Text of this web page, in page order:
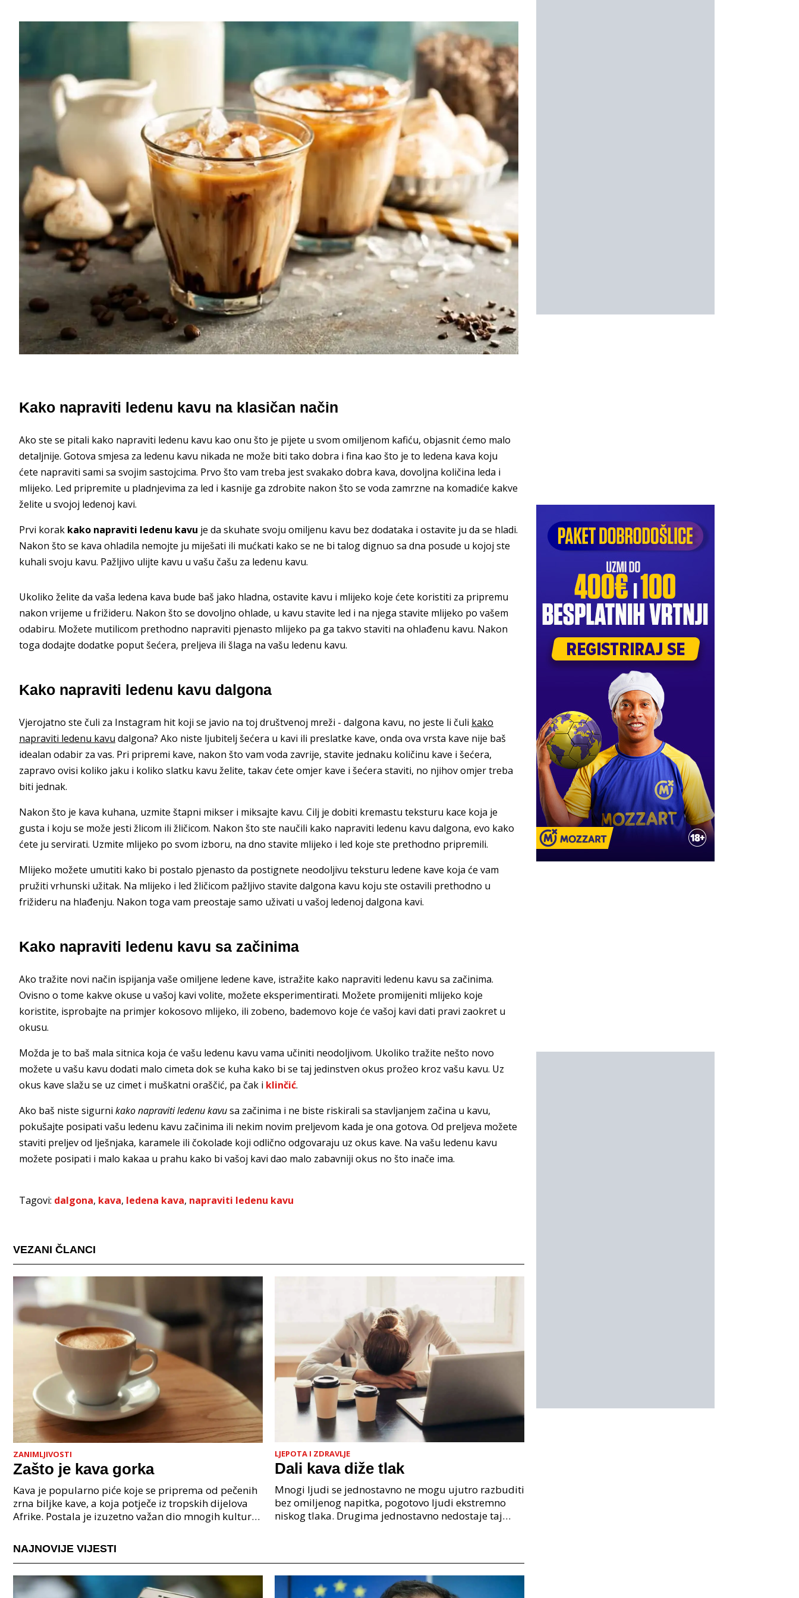
Kako napraviti ledenu kavu na klasičan način
Ako ste se pitali kako napraviti ledenu kavu kao onu što je pijete u svom omiljenom kafiću, objasnit ćemo malo
detaljnije. Gotova smjesa za ledenu kavu nikada ne može biti tako dobra i fina kao što je to ledena kava koju
ćete napraviti sami sa svojim sastojcima. Prvo što vam treba jest svakako dobra kava, dovoljna količina leda i
mlijeko. Led pripremite u pladnjevima za led i kasnije ga zdrobite nakon što se voda zamrzne na komadiće kakve
želite u svojoj ledenoj kavi.
Prvi korak kako napraviti ledenu kavu je da skuhate svoju omiljenu kavu bez dodataka i ostavite ju da se hladi.
Nakon što se kava ohladila nemojte ju miješati ili mućkati kako se ne bi talog dignuo sa dna posude u kojoj ste
kuhali svoju kavu. Pažljivo ulijte kavu u vašu čašu za ledenu kavu.
Ukoliko želite da vaša ledena kava bude baš jako hladna, ostavite kavu i mlijeko koje ćete koristiti za pripremu
nakon vrijeme u frižideru. Nakon što se dovoljno ohlade, u kavu stavite led i na njega stavite mlijeko po vašem
odabiru. Možete mutilicom prethodno napraviti pjenasto mlijeko pa ga takvo staviti na ohlađenu kavu. Nakon
toga dodajte dodatke poput šećera, preljeva ili šlaga na vašu ledenu kavu.
Kako napraviti ledenu kavu dalgona
Vjerojatno ste čuli za Instagram hit koji se javio na toj društvenoj mreži - dalgona kavu, no jeste li čuli kako
napraviti ledenu kavu dalgona? Ako niste ljubitelj šećera u kavi ili preslatke kave, onda ova vrsta kave nije baš
idealan odabir za vas. Pri pripremi kave, nakon što vam voda zavrije, stavite jednaku količinu kave i šećera,
zapravo ovisi koliko jaku i koliko slatku kavu želite, takav ćete omjer kave i šećera staviti, no njihov omjer treba
biti jednak.
Nakon što je kava kuhana, uzmite štapni mikser i miksajte kavu. Cilj je dobiti kremastu teksturu kace koja je
gusta i koju se može jesti žlicom ili žličicom. Nakon što ste naučili kako napraviti ledenu kavu dalgona, evo kako
ćete ju servirati. Uzmite mlijeko po svom izboru, na dno stavite mlijeko i led koje ste prethodno pripremili.
Mlijeko možete umutiti kako bi postalo pjenasto da postignete neodoljivu teksturu ledene kave koja će vam
pružiti vrhunski užitak. Na mlijeko i led žličicom pažljivo stavite dalgona kavu koju ste ostavili prethodno u
frižideru na hlađenju. Nakon toga vam preostaje samo uživati u vašoj ledenoj dalgona kavi.
Kako napraviti ledenu kavu sa začinima
Ako tražite novi način ispijanja vaše omiljene ledene kave, istražite kako napraviti ledenu kavu sa začinima.
Ovisno o tome kakve okuse u vašoj kavi volite, možete eksperimentirati. Možete promijeniti mlijeko koje
koristite, isprobajte na primjer kokosovo mlijeko, ili zobeno, bademovo koje će vašoj kavi dati pravi zaokret u
okusu.
Možda je to baš mala sitnica koja će vašu ledenu kavu vama učiniti neodoljivom. Ukoliko tražite nešto novo
možete u vašu kavu dodati malo cimeta dok se kuha kako bi se taj jedinstven okus prožeo kroz vašu kavu. Uz
okus kave slažu se uz cimet i muškatni oraščić, pa čak i klinčić.
Ako baš niste sigurni kako napraviti ledenu kavusa začinima i ne biste riskirali sa stavljanjem začina u kavu,
pokušajte posipati vašu ledenu kavu začinima ili nekim novim preljevom kada je ona gotova. Od preljeva možete
staviti preljev od lješnjaka, karamele ili čokolade koji odlično odgovaraju uz okus kave. Na vašu ledenu kavu
možete posipati i malo kakaa u prahu kako bi vašoj kavi dao malo zabavniji okus no što inače ima.
Tagovi: dalgona, kava, ledena kava, napraviti ledenu kavu
VEZANI ČLANCI
ZANIMLJIVOSTI
Zašto je kava gorka
Kava je popularno piće koje se priprema od pečenih
zrna biljke kave, a koja potječe iz tropskih dijelova
Afrike. Postala je izuzetno važan dio mnogih kultura
LJEPOTA I ZDRAVLJE
Dali kava diže tlak
Mnogi ljudi se jednostavno ne mogu ujutro razbuditi
bez omiljenog napitka, pogotovo ljudi ekstremno
niskog tlaka. Drugima jednostavno nedostaje taj
NAJNOVIJE VIJESTI